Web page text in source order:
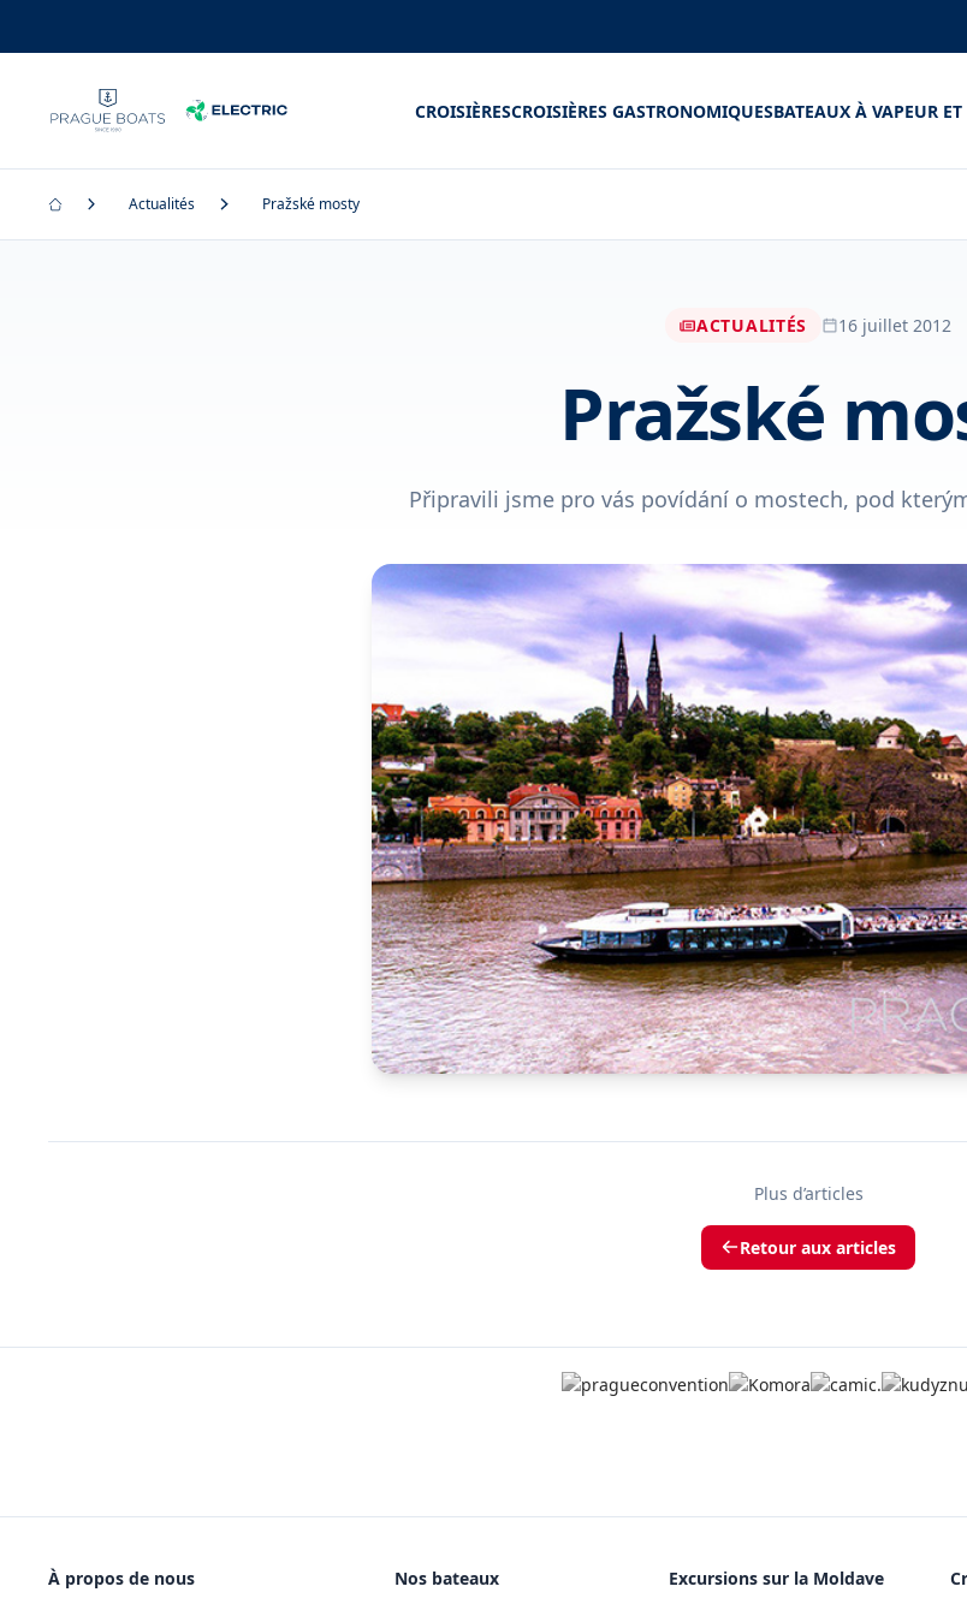
CROISIÈRESCROISIÈRES GASTRONOMIQUESBATEAUX À VAPEUR
Actualités Pražské mosty
ACTUALITÉS 16 juillet 2012
Pražské
Připravili jsme pro vás povídání o mostech, pod
Plus d’articles
Retour aux articles
À propos de nous Nos bateaux Excursions sur la Moldave